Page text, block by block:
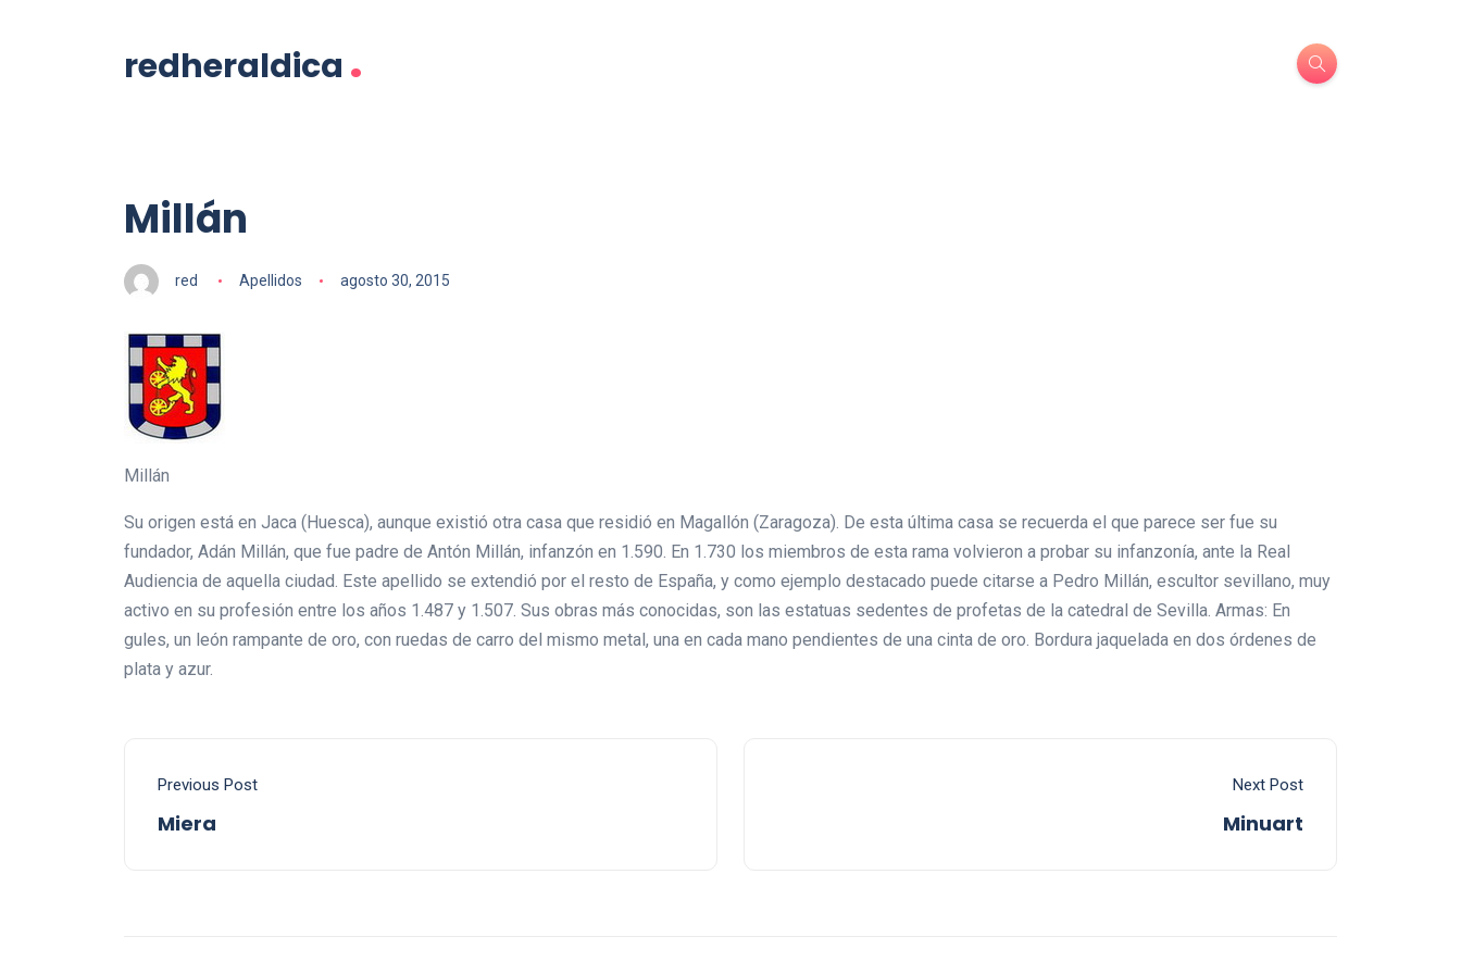
redheraldica .
Millán
red Apellidos agosto 30, 2015
Millán
Su origen está en Jaca (Huesca), aunque existió otra casa que residió en Magallón (Zaragoza). De esta última casa se recuerda el que parece ser fue su
fundador, Adán Millán, que fue padre de Antón Millán, infanzón en 1.590. En 1.730 los miembros de esta rama volvieron a probar su infanzonía, ante la Real
Audiencia de aquella ciudad. Este apellido se extendió por el resto de España, y como ejemplo destacado puede citarse a Pedro Millán, escultor sevillano, muy
activo en su profesión entre los años 1.487 y 1.507. Sus obras más conocidas, son las estatuas sedentes de profetas de la catedral de Sevilla. Armas: En
gules, un león rampante de oro, con ruedas de carro del mismo metal, una en cada mano pendientes de una cinta de oro. Bordura jaquelada en dos órdenes de
plata y azur.
Previous Post
Miera
Next Post
Minuart